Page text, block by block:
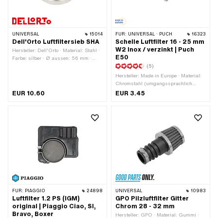
UNIVERSAL 15014
Dell'Orto Luftfiltersieb SHA
Hersteller: Dell'Orto · Material: Stahl ·
Farbe: silber · Ø aussen: 56 mm ·
EUR 10.60
FÜR: UNIVERSAL · PUCH 16323
Schelle Luftfilter 16 - 25 mm
W2 Inox / verzinkt | Puch
E50
(5)
Hersteller: Made in Europe · Material:
Chromstahl (umgangssprachlich
bekannt als Nirosta) · Material: Stahl ·
Bestandteile: 1 Stk. · Pony OEM-Nr.:
EUR 3.45
FÜR: PIAGGIO 24898
Luftfilter 1.2 PS (IGM)
original | Piaggio Ciao, SI,
Bravo, Boxer
UNIVERSAL 10983
GPO Pilzluftfilter Gitter
Chrom 28 - 32 mm
Hersteller: GPO · Material: Gummi ·